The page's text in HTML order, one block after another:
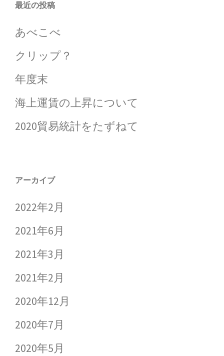
最近の投稿
あべこべ
クリップ？
年度末
海上運賃の上昇について
2020貿易統計をたずねて
アーカイブ
2022年2月
2021年6月
2021年3月
2021年2月
2020年12月
2020年7月
2020年5月